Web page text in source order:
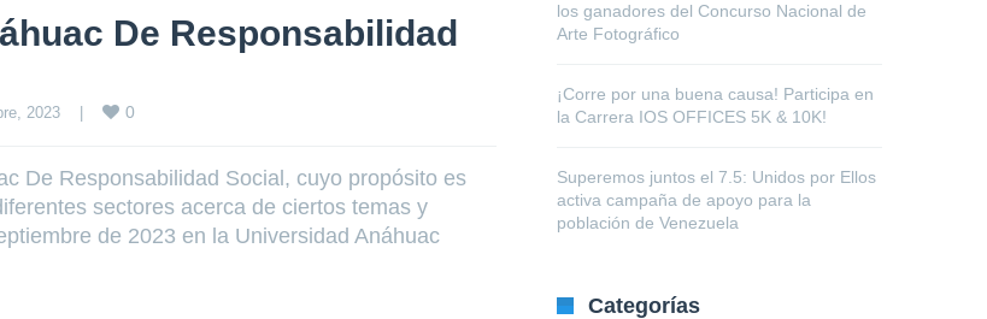
De Responsabilidad
2023 0
De Responsabilidad Social, cuyo propósito es
sectores acerca de ciertos temas y
de 2023 en la Universidad Anáhuac
los ganadores del Concurso Nacional de
Arte Fotográfico
¡Corre por una buena causa! Participa en
la Carrera IOS OFFICES 5K & 10K!
Superemos juntos el 7.5: Unidos por Ellos
activa campaña de apoyo para la
población de Venezuela
Categorías